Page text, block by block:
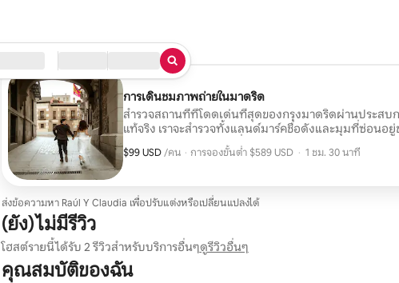
เช็คอิน / เช็คเอาท์ประเภทบริการ
การเดินชมภาพถ่ายในมาดริด
สำรวจสถานที่ที่โดดเด่นที่สุดของกรุงมาดริดผ่านประส
แท้จริง เราจะสำรวจทั้งแลนด์มาร์คชื่อดังและมุมที่ซ่อนอ
ภาพธรรมชาติและภาพที่มีชีวิตชีวาระหว่างทาง เป็นเวลา 1
เส้นทางให้เหมาะกับความชอบของคุณได้: หากมีจุดใดในใ
มุมลับ และมุมมองที่ไม่เหมือนใคร เพื่อให้คุณได้ความทรง
มาดริดกลับบ้านไป
$99 USD /คน
$99 USD ต่อคน· การจองขั้นต่ำ $589 USD
, · 1 ชม. 30 นาที
ส่งข้อความหา Raúl Y Claudia เพื่อปรับแต่งหรือเปลี่ยนแปลงได้
(ยัง) ไม่มีรีวิว
โฮสต์รายนี้ได้รับ 2 รีวิวสำหรับบริการอื่นๆดูรีวิวอื่นๆ
คุณสมบัติของฉัน